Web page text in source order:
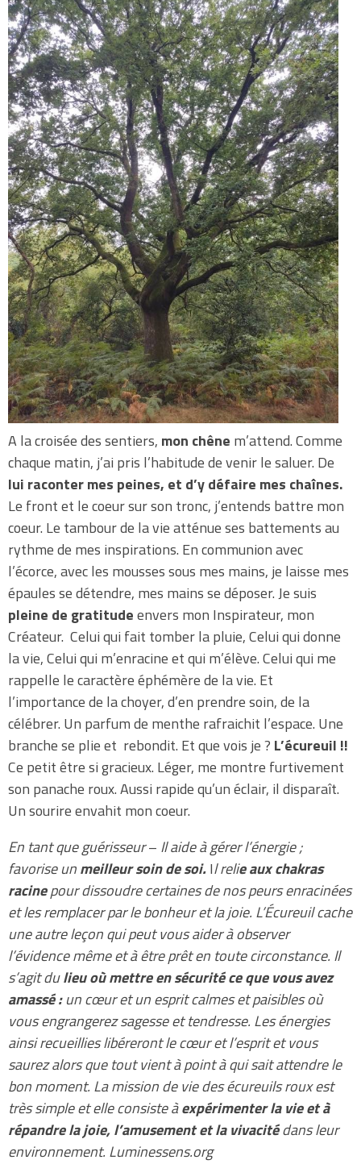
A la croisée des sentiers, mon chêne m’attend. Comme
chaque matin, j’ai pris l’habitude de venir le saluer. De
lui raconter mes peines, et d’y défaire mes chaînes.
Le front et le coeur sur son tronc, j’entends battre mon
coeur. Le tambour de la vie atténue ses battements au
rythme de mes inspirations. En communion avec
l’écorce, avec les mousses sous mes mains, je laisse mes
épaules se détendre, mes mains se déposer. Je suis
pleine de gratitudeenvers mon Inspirateur, mon
Créateur. Celui qui fait tomber la pluie, Celui qui donne
la vie, Celui qui m’enracine et qui m’élève. Celui qui me
rappelle le caractère éphémère de la vie. Et
l’importance de la choyer, d’en prendre soin, de la
célébrer. Un parfum de menthe rafraichit l’espace. Une
branche se plie et rebondit. Et que vois je ? L’écureuil !!
Ce petit être si gracieux. Léger, me montre furtivement
son panache roux. Aussi rapide qu’un éclair, il disparaît.
Un sourire envahit mon coeur.
En tant que guérisseur– Il aide à gérer l’énergie ;
favorise unmeilleur soin de soi.Il relie aux chakras
racinepour dissoudre certaines de nos peurs enracinées
et les remplacer par le bonheur et la joie. L’Écureuil cache
une autre leçon qui peut vous aider à observer
l’évidence même et à être prêt en toute circonstance. Il
s’agit dulieu où mettre en sécurité ce que vous avez
amassé :un cœur et un esprit calmes et paisibles où
vous engrangerez sagesse et tendresse. Les énergies
ainsi recueillies libéreront le cœur et l’esprit et vous
saurez alors que tout vient à point à qui sait attendre le
bon moment. La mission de vie des écureuils roux est
très simple et elle consiste àexpérimenter la vie et à
répandre la joie, l’amusement et la vivacitédans leur
environnement. Luminessens.org